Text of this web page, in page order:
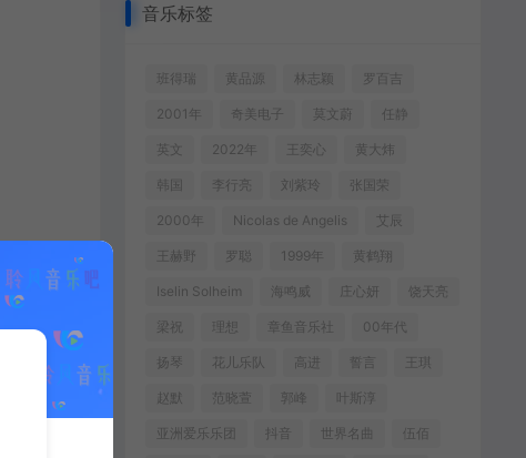
音乐标签
班得瑞 黄品源 林志颖 罗百吉
2001年 奇美电子 莫文蔚 任静
英文 2022年 王奕心 黄大炜
韩国 李行亮 刘紫玲 张国荣
2000年 Nicolas de Angelis 艾辰
王赫野 罗聪 1999年 黄鹤翔
Iselin Solheim 海鸣威 庄心妍 饶天亮
梁祝 理想 章鱼音乐社 00年代
扬琴 花儿乐队 高进 誓言 王琪
赵默 范晓萱 郭峰 叶斯淳
亚洲爱乐乐团 抖音 世界名曲 伍佰